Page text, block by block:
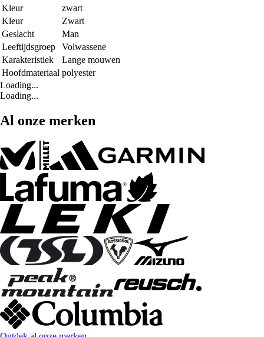
Kleur
zwart
Kleur
Zwart
Geslacht
Man
Leeftijdsgroep
Volwassene
Karakteristiek
Lange mouwen
Hoofdmateriaal polyester
Loading...
Loading...
Al onze merken